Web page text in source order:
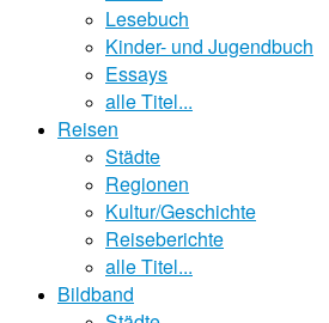
Lesebuch
Kinder- und Jugendbuch
Essays
alle Titel...
Reisen
Städte
Regionen
Kultur/Geschichte
Reiseberichte
alle Titel...
Bildband